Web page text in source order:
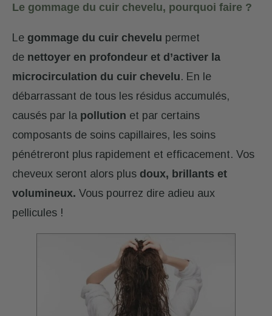
Le gommage du cuir chevelu, pourquoi faire ?
Le gommage du cuir chevelu permet
de nettoyer en profondeur et d’activer la
microcirculation du cuir chevelu. En le
débarrassant de tous les résidus accumulés,
causés par la pollution et par certains
composants de soins capillaires, les soins
pénétreront plus rapidement et efficacement. Vos
cheveux seront alors plus doux, brillants et
volumineux. Vous pourrez dire adieu aux
pellicules !